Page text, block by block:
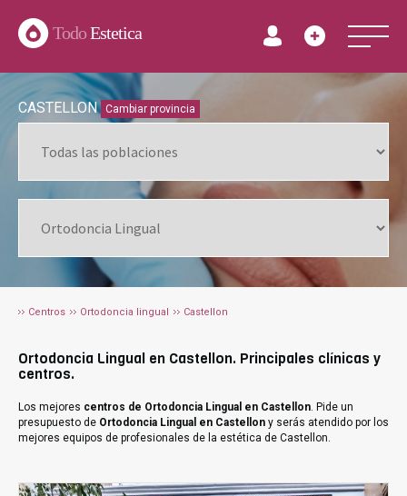
TodoEstetica
CASTELLON Cambiar provincia
Centros Ortodoncia lingual Castellon
Ortodoncia Lingual en Castellon. Principales clínicas y
centros.
Los mejores centros de Ortodoncia Lingual en Castellon. Pide un
presupuesto de Ortodoncia Lingual en Castellon y serás atendido por los
mejores equipos de profesionales de la estética de Castellon.